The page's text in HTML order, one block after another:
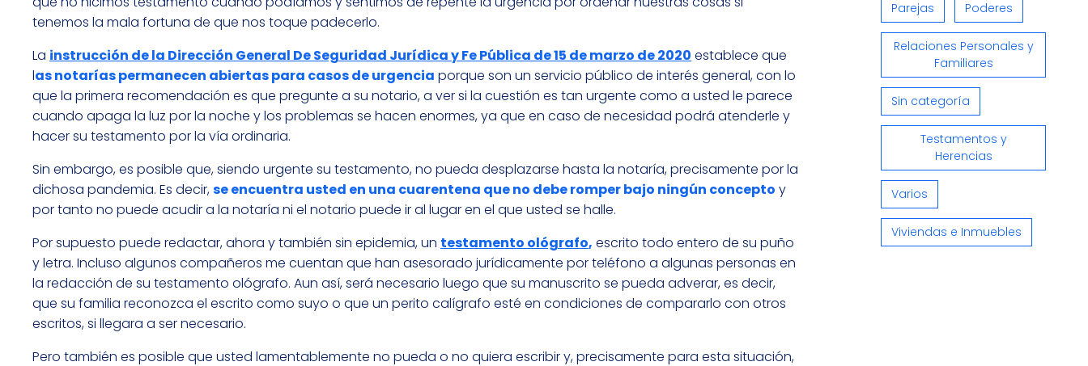
tenemos la mala fortuna de que nos toque padecerlo.
La instrucción de la Dirección General De Seguridad Jurídica y Fe Pública de 15 de marzo de 2020 establece que
las notarías permanecen abiertas para casos de urgencia porque son un servicio público de interés general, con lo
que la primera recomendación es que pregunte a su notario, a ver si la cuestión es tan urgente como a usted le parece
cuando apaga la luz por la noche y los problemas se hacen enormes, ya que en caso de necesidad podrá atenderle y
hacer su testamento por la vía ordinaria.
Sin embargo, es posible que, siendo urgente su testamento, no pueda desplazarse hasta la notaría, precisamente por la
dichosa pandemia. Es decir,se encuentra usted en una cuarentena que no debe romper bajo ningún concepto y
por tanto no puede acudir a la notaría ni el notario puede ir al lugar en el que usted se halle.
Por supuesto puede redactar, ahora y también sin epidemia, un testamento ológrafo, escrito todo entero de su puño
y letra. Incluso algunos compañeros me cuentan que han asesorado jurídicamente por teléfono a algunas personas en
la redacción de su testamento ológrafo. Aun así, será necesario luego que su manuscrito se pueda adverar, es decir,
que su familia reconozca el escrito como suyo o que un perito calígrafo esté en condiciones de compararlo con otros
escritos, si llegara a ser necesario.
Pero también es posible que usted lamentablemente no pueda o no quiera escribir y, precisamente para esta situación,
Parejas Poderes
Relaciones Personales y
Familiares
Sin categoría
Testamentos y
Herencias
Varios
Viviendas e Inmuebles